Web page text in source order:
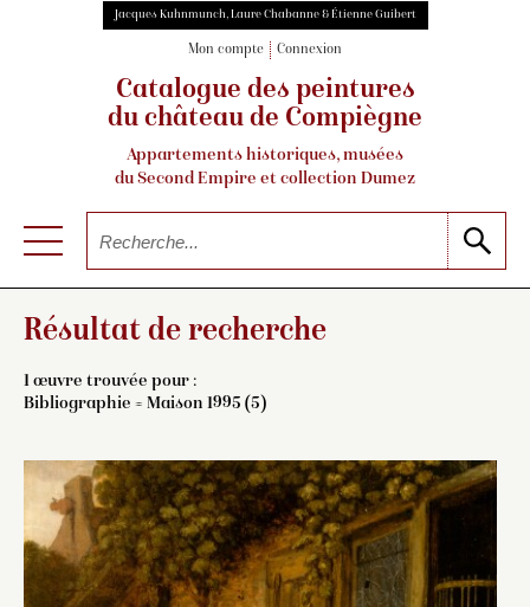
Jacques Kuhnmunch, Laure Chabanne & Étienne Guibert
Mon compte Connexion
Catalogue des peintures
du château de Compiègne
Appartements historiques, musées
du Second Empire et collection Dumez
Résultat de recherche
1 œuvre trouvée pour :
Bibliographie = Maison 1995 (5)